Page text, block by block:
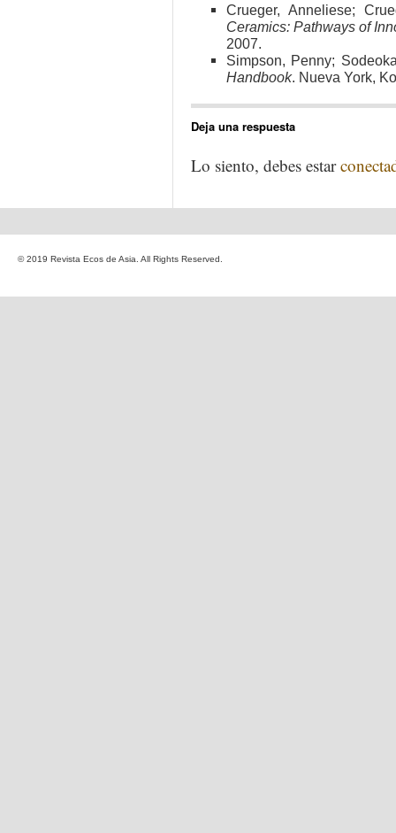
Crueger, Anneliese;
Ceramics: Pathways of
2007.
Simpson, Penny;
Handbook. Nueva York,
Deja una respuesta
Lo siento, debes estar
© 2019 Revista Ecos de Asia. All Rights Reserved.